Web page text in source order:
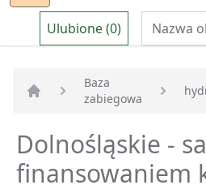
Ulubione (0)
Strona główna
Baza
zabiegowa
Dolnośląskie -
finansowaniem